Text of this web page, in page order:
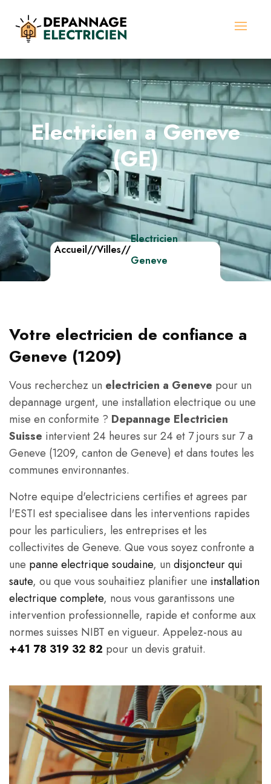
Electricien a Geneve
(GE)
Accueil//Villes//
Electricien
Geneve
Votre electricien de confiance a
Geneve (1209)
Vous recherchez un electricien a Geneve pour un
depannage urgent, une installation electrique ou une
mise en conformite ? Depannage Electricien
Suisse intervient 24 heures sur 24 et 7 jours sur 7 a
Geneve (1209, canton de Geneve) et dans toutes les
communes environnantes.
Notre equipe d'electriciens certifies et agrees par
l'ESTI est specialisee dans les interventions rapides
pour les particuliers, les entreprises et les
collectivites de Geneve. Que vous soyez confronte a
une panne electrique soudaine, un disjoncteur qui
saute, ou que vous souhaitiez planifier une installation
electrique complete, nous vous garantissons une
intervention professionnelle, rapide et conforme aux
normes suisses NIBT en vigueur. Appelez-nous au
+41 78 319 32 82 pour un devis gratuit.